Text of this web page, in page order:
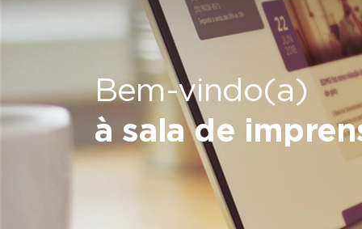
Bem-vindo(a)
à sala de